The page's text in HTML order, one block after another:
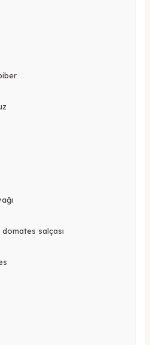
domates salçası